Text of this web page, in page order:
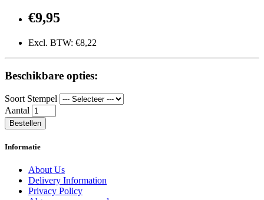
€9,95
Excl. BTW: €8,22
Beschikbare opties:
Soort Stempel
Aantal
Bestellen
Informatie
About Us
Delivery Information
Privacy Policy